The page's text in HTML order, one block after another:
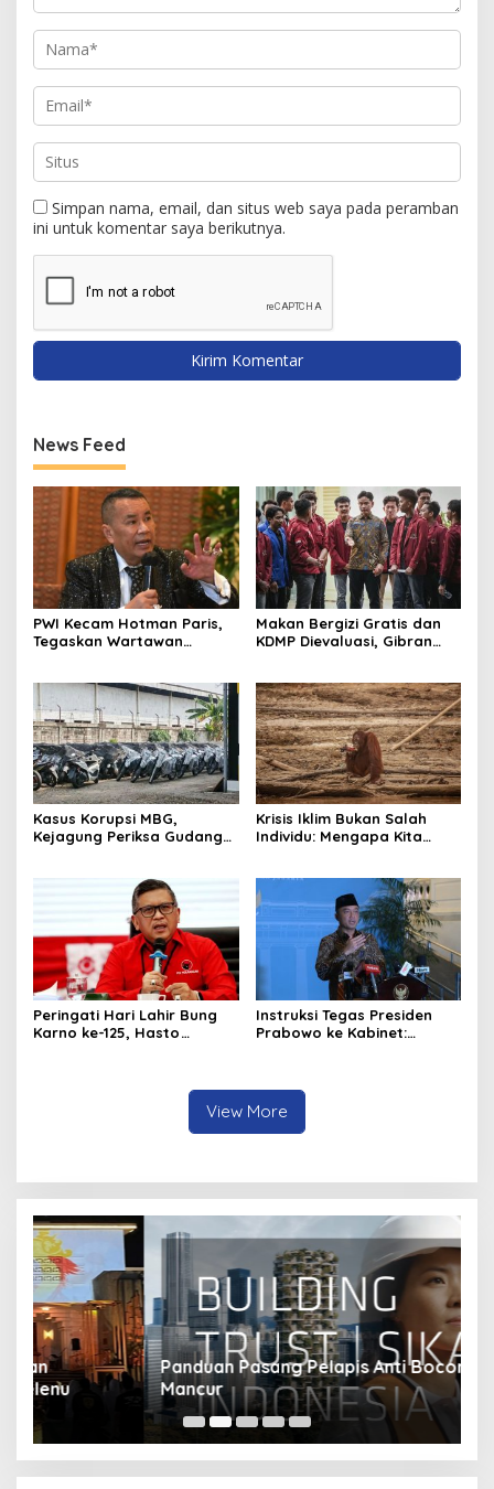
Simpan nama, email, dan situs web saya pada peramban
ini untuk komentar saya berikutnya.
News Feed
PWI Kecam Hotman Paris,
Tegaskan Wartawan
Makan Bergizi Gratis dan
KDMP Dievaluasi, Gibran
Kasus Korupsi MBG,
Kejagung Periksa Gudang
Krisis Iklim Bukan Salah
Individu: Mengapa Kita
Pribadi”?
Peringati Hari Lahir Bung
Karno ke-125, Hasto
Instruksi Tegas Presiden
Prabowo ke Kabinet:
View More
Panduan Pasang Pelapis Anti Bocor Kolam Air
Mancur